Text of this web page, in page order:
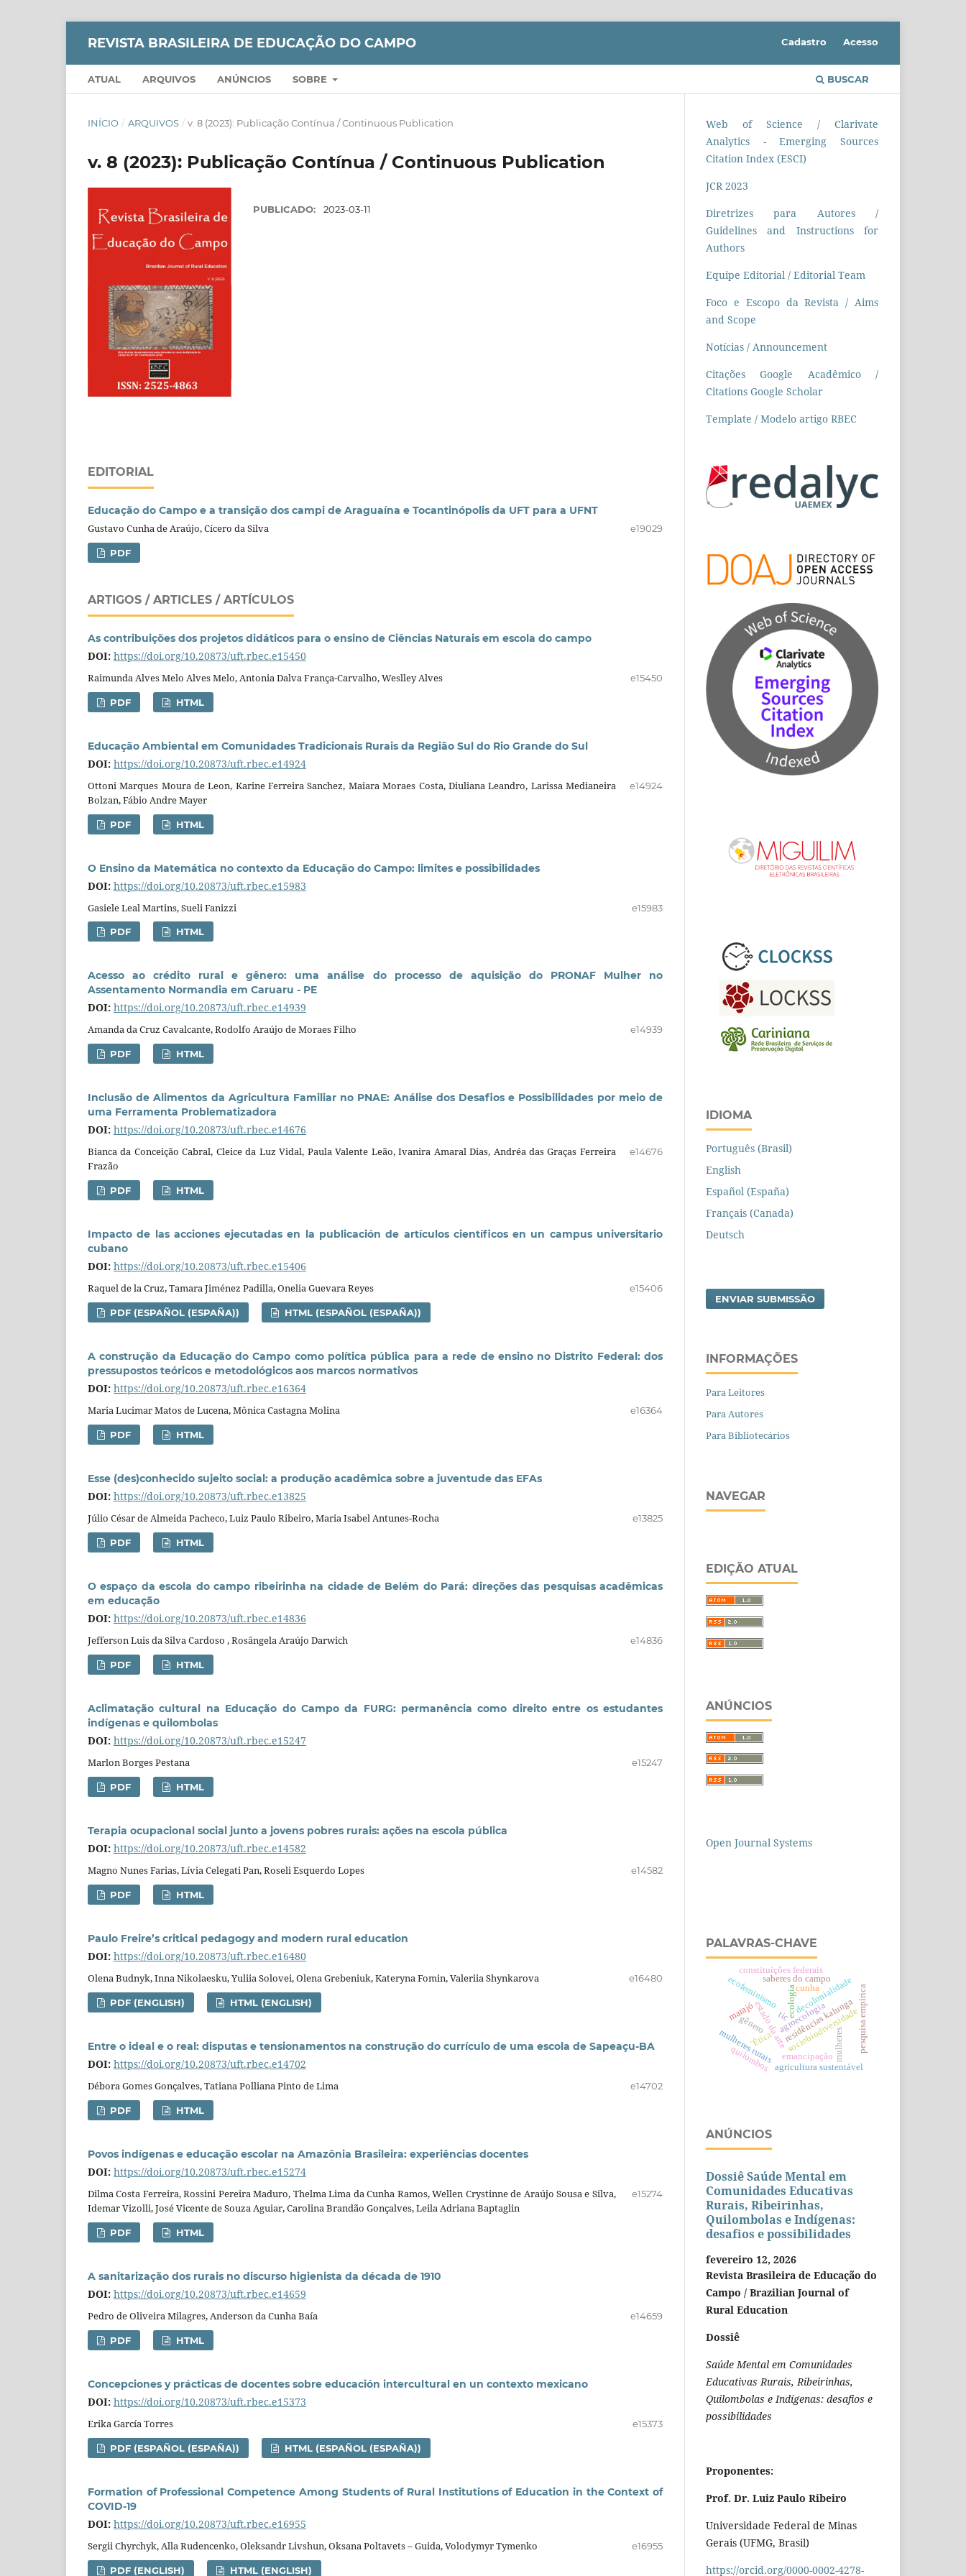
REVISTA BRASILEIRA DE EDUCAÇÃO DO CAMPO
ATUAL ARQUIVOS ANÚNCIOS SOBRE BUSCAR
Cadastro Acesso
INÍCIO / ARQUIVOS / v. 8 (2023): Publicação Contínua / Continuous Publication
v. 8 (2023): Publicação Contínua / Continuous Publication
PUBLICADO: 2023-03-11
EDITORIAL
Educação do Campo e a transição dos campi de Araguaína e Tocantinópolis da UFT para a UFNT
Gustavo Cunha de Araújo, Cícero da Silva
e19029
PDF
ARTIGOS / ARTICLES / ARTÍCULOS
As contribuições dos projetos didáticos para o ensino de Ciências Naturais em escola do campo
DOI: https://doi.org/10.20873/uft.rbec.e15450
Raimunda Alves Melo Alves Melo, Antonia Dalva França-Carvalho, Weslley Alves e15450
PDF HTML
Educação Ambiental em Comunidades Tradicionais Rurais da Região Sul do Rio Grande do Sul
DOI: https://doi.org/10.20873/uft.rbec.e14924
Ottoni Marques Moura de Leon, Karine Ferreira Sanchez, Maiara Moraes Costa, Diuliana Leandro, Larissa Medianeira
Bolzan, Fábio Andre Mayer
e14924
PDF HTML
O Ensino da Matemática no contexto da Educação do Campo: limites e possibilidades
DOI: https://doi.org/10.20873/uft.rbec.e15983
Gasiele Leal Martins, Sueli Fanizzi e15983
PDF HTML
Acesso ao crédito rural e gênero: uma análise do processo de aquisição do PRONAF Mulher no
Assentamento Normandia em Caruaru - PE
DOI: https://doi.org/10.20873/uft.rbec.e14939
Amanda da Cruz Cavalcante, Rodolfo Araújo de Moraes Filho e14939
PDF HTML
Inclusão de Alimentos da Agricultura Familiar no PNAE: Análise dos Desafios e Possibilidades por meio de
uma Ferramenta Problematizadora
DOI: https://doi.org/10.20873/uft.rbec.e14676
Bianca da Conceição Cabral, Cleice da Luz Vidal, Paula Valente Leão, Ivanira Amaral Dias, Andréa das Graças Ferreira
Frazão
e14676
PDF HTML
Impacto de las acciones ejecutadas en la publicación de artículos científicos en un campus universitario
cubano
DOI: https://doi.org/10.20873/uft.rbec.e15406
Raquel de la Cruz, Tamara Jiménez Padilla, Onelia Guevara Reyes e15406
PDF (ESPAÑOL (ESPAÑA)) HTML (ESPAÑOL (ESPAÑA))
A construção da Educação do Campo como política pública para a rede de ensino no Distrito Federal: dos
pressupostos teóricos e metodológicos aos marcos normativos
DOI: https://doi.org/10.20873/uft.rbec.e16364
Maria Lucimar Matos de Lucena, Mônica Castagna Molina e16364
PDF HTML
Esse (des)conhecido sujeito social: a produção acadêmica sobre a juventude das EFAs
DOI: https://doi.org/10.20873/uft.rbec.e13825
Júlio César de Almeida Pacheco, Luiz Paulo Ribeiro, Maria Isabel Antunes-Rocha e13825
PDF HTML
O espaço da escola do campo ribeirinha na cidade de Belém do Pará: direções das pesquisas acadêmicas
em educação
DOI: https://doi.org/10.20873/uft.rbec.e14836
Jefferson Luis da Silva Cardoso , Rosângela Araújo Darwich e14836
PDF HTML
Aclimatação cultural na Educação do Campo da FURG: permanência como direito entre os estudantes
indígenas e quilombolas
DOI: https://doi.org/10.20873/uft.rbec.e15247
Marlon Borges Pestana e15247
PDF HTML
Terapia ocupacional social junto a jovens pobres rurais: ações na escola pública
DOI: https://doi.org/10.20873/uft.rbec.e14582
Magno Nunes Farias, Lívia Celegati Pan, Roseli Esquerdo Lopes e14582
PDF HTML
Paulo Freire’s critical pedagogy and modern rural education
DOI: https://doi.org/10.20873/uft.rbec.e16480
Olena Budnyk, Inna Nikolaesku, Yuliia Solovei, Olena Grebeniuk, Kateryna Fomin, Valeriia Shynkarova e16480
PDF (ENGLISH) HTML (ENGLISH)
Entre o ideal e o real: disputas e tensionamentos na construção do currículo de uma escola de Sapeaçu-BA
DOI: https://doi.org/10.20873/uft.rbec.e14702
Débora Gomes Gonçalves, Tatiana Polliana Pinto de Lima e14702
PDF HTML
Povos indígenas e educação escolar na Amazônia Brasileira: experiências docentes
DOI: https://doi.org/10.20873/uft.rbec.e15274
Dilma Costa Ferreira, Rossini Pereira Maduro, Thelma Lima da Cunha Ramos, Wellen Crystinne de Araújo Sousa e Silva,
Idemar Vizolli, José Vicente de Souza Aguiar, Carolina Brandão Gonçalves, Leila Adriana Baptaglin
e15274
PDF HTML
A sanitarização dos rurais no discurso higienista da década de 1910
DOI: https://doi.org/10.20873/uft.rbec.e14659
Pedro de Oliveira Milagres, Anderson da Cunha Baía e14659
PDF HTML
Concepciones y prácticas de docentes sobre educación intercultural en un contexto mexicano
DOI: https://doi.org/10.20873/uft.rbec.e15373
Erika García Torres e15373
PDF (ESPAÑOL (ESPAÑA)) HTML (ESPAÑOL (ESPAÑA))
Formation of Professional Competence Among Students of Rural Institutions of Education in the Context of
COVID-19
DOI: https://doi.org/10.20873/uft.rbec.e16955
Sergii Chyrchyk, Alla Rudencenko, Oleksandr Livshun, Oksana Poltavets – Guida, Volodymyr Tymenko e16955
PDF (ENGLISH) HTML (ENGLISH)
Web of Science / Clarivate
Analytics - Emerging Sources
Citation Index (ESCI)
JCR 2023
Diretrizes para Autores /
Guidelines and Instructions for
Authors
Equipe Editorial / Editorial Team
Foco e Escopo da Revista / Aims
and Scope
Notícias / Announcement
Citações Google Acadêmico /
Citations Google Scholar
Template / Modelo artigo RBEC
IDIOMA
Português (Brasil)
English
Español (España)
Français (Canada)
Deutsch
ENVIAR SUBMISSÃO
INFORMAÇÕES
Para Leitores
Para Autores
Para Bibliotecários
NAVEGAR
EDIÇÃO ATUAL
ANÚNCIOS
Open Journal Systems
PALAVRAS-CHAVE
decolonialidade
sociobiodiversidadepesquisa empírica
´Ética
ecologia
mulheres
estado da arte
ecofeminismo
agroecologia
residências kalunga
emancipação
saberes do campo
cunha
mulheres rurais
constituições federais
quilombos
gênero tic
agricultura sustentável
marajó
ANÚNCIOS
Dossiê Saúde Mental em
Comunidades Educativas
Rurais, Ribeirinhas,
Quilombolas e Indígenas:
desafios e possibilidades
fevereiro 12, 2026
Revista Brasileira de Educação do
Campo / Brazilian Journal of
Rural Education
Dossiê
Saúde Mental em Comunidades
Educativas Rurais, Ribeirinhas,
Quilombolas e Indígenas: desafios e
possibilidades
Proponentes:
Prof. Dr. Luiz Paulo Ribeiro
Universidade Federal de Minas
Gerais (UFMG, Brasil)
https://orcid.org/0000-0002-4278-